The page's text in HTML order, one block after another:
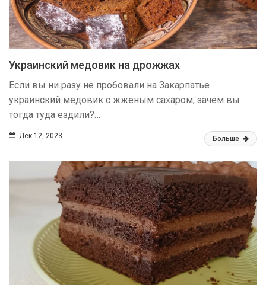
Украинский медовик на дрожжах
Если вы ни разу не пробовали на Закарпатье
украинский медовик с жженым сахаром, зачем вы
тогда туда ездили?…
Дек 12, 2023 Больше